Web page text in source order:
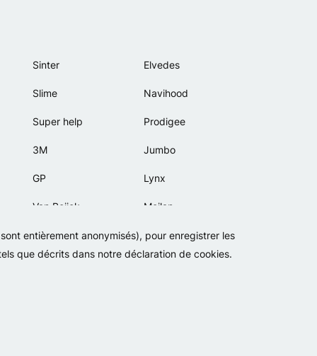
entièrement anonymisés), pour enregistrer les
que décrits dans notre déclaration de cookies.
Sinter
Slime
Super help
3M
GP
Van Beijck
Bellelli
Elvedes
Navihood
Prodigee
Jumbo
Lynx
Meilan
Motip